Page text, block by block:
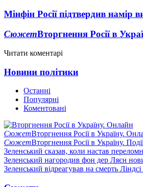
Мінфін Росії підтвердив намір
СюжетВторгнення Росії в
Читати коментарі
Новини політики
Останні
Популярні
Коментовані
СюжетВторгнення Росії в Україну.
СюжетВторгнення Росії в Україну.
Зеленський сказав, коли настав
Зеленський нагородив фон дер Ляєн
Зеленський відреагував на смерть